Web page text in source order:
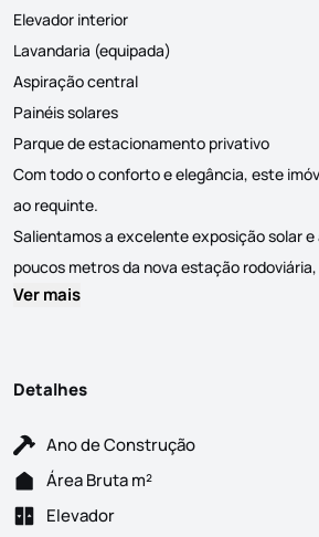
Elevador interior
Lavandaria (equipada)
Aspiração central
Painéis solares
Parque de estacionamento privativo
Com todo o conforto e elegância, este
ao requinte.
Salientamos a excelente exposição solar e
poucos metros da nova estação rodoviária,
Ver mais
Detalhes
Ano de Construção
Área Bruta m²
Elevador